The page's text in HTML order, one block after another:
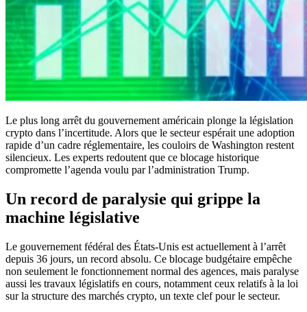
Le plus long arrêt du gouvernement américain plonge la législation
crypto dans l’incertitude. Alors que le secteur espérait une adoption
rapide d’un cadre réglementaire, les couloirs de Washington restent
silencieux. Les experts redoutent que ce blocage historique
compromette l’agenda voulu par l’administration Trump.
Un record de paralysie qui grippe la
machine législative
Le gouvernement fédéral des États-Unis est actuellement à l’arrêt
depuis 36 jours, un record absolu. Ce blocage budgétaire empêche
non seulement le fonctionnement normal des agences, mais paralyse
aussi les travaux législatifs en cours, notamment ceux relatifs à la loi
sur la structure des marchés crypto, un texte clef pour le secteur.